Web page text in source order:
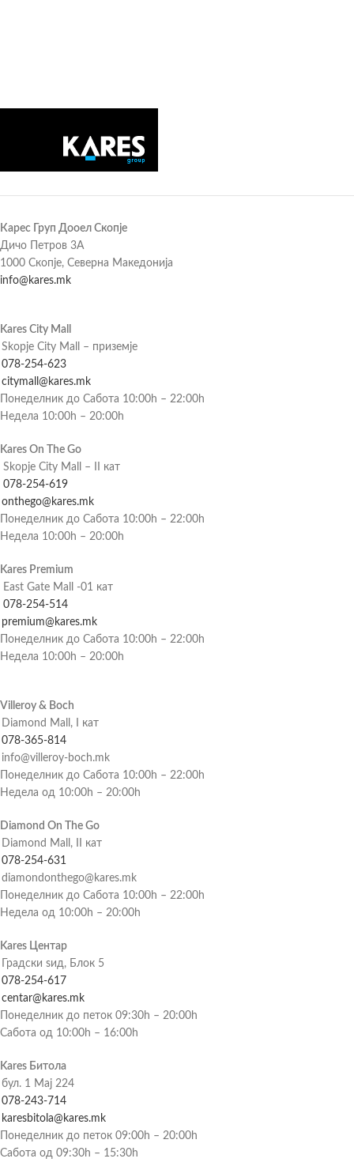
Карес Груп Дооел Скопје
Дичо Петров 3А
1000 Скопје, Северна Македонија
info@kares.mk
Kares City Mall
Skopje City Mall – приземје
078-254-623
citymall@kares.mk
Понеделник до Сабота 10:00h – 22:00h
Недела 10:00h – 20:00h
Kares On The Go
Skopje City Mall – II кат
078-254-619
onthego@kares.mk
Понеделник до Сабота 10:00h – 22:00h
Недела 10:00h – 20:00h
Kares Premium
East Gate Mall -01 кат
078-254-514
premium@kares.mk
Понеделник до Сабота 10:00h – 22:00h
Недела 10:00h – 20:00h
Villeroy & Boch
Diamond Mall, I кат
078-365-814
info@villeroy-boch.mk
Понеделник до Сабота 10:00h – 22:00h
Недела од 10:00h – 20:00h
Diamond On The Go
Diamond Mall, II кат
078-254-631
diamondonthego@kares.mk
Понеделник до Сабота 10:00h – 22:00h
Недела од 10:00h – 20:00h
Kares Центар
Градски ѕид, Блок 5
078-254-617
centar@kares.mk
Понеделник до петок 09:30h – 20:00h
Сабота од 10:00h – 16:00h
Kares Битола
бул. 1 Мај 224
078-243-714
karesbitola@kares.mk
Понеделник до петок 09:00h – 20:00h
Сабота од 09:30h – 15:30h